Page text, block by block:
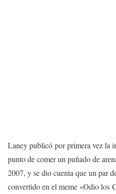
Laney publicó por primera vez la
punto de comer un puñado de
2007, y se dio cuenta que un par
convertido en el meme «Odio los